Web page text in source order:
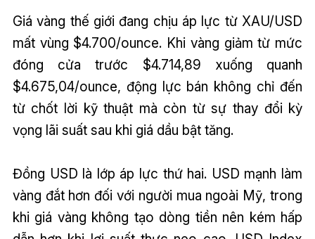
Giá vàng thế giới đang chịu áp lực từ XAU/USD
mất vùng $4.700/ounce. Khi vàng giảm từ mức
đóng cửa trước $4.714,89 xuống quanh
$4.675,04/ounce, động lực bán không chỉ đến
từ chốt lời kỹ thuật mà còn từ sự thay đổi kỳ
vọng lãi suất sau khi giá dầu bật tăng.
Đồng USD là lớp áp lực thứ hai. USD mạnh làm
vàng đắt hơn đối với người mua ngoài Mỹ, trong
khi giá vàng không tạo dòng tiền nên kém hấp